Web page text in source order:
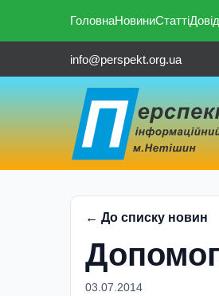
ГоловнаНовиниСтатті
info@perspekt.org.ua
← До списку новин
03.07.2014